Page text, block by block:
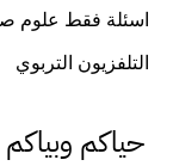
اسئلة فقط علوم
التلفزيون التربوي
حياكم وبياكم